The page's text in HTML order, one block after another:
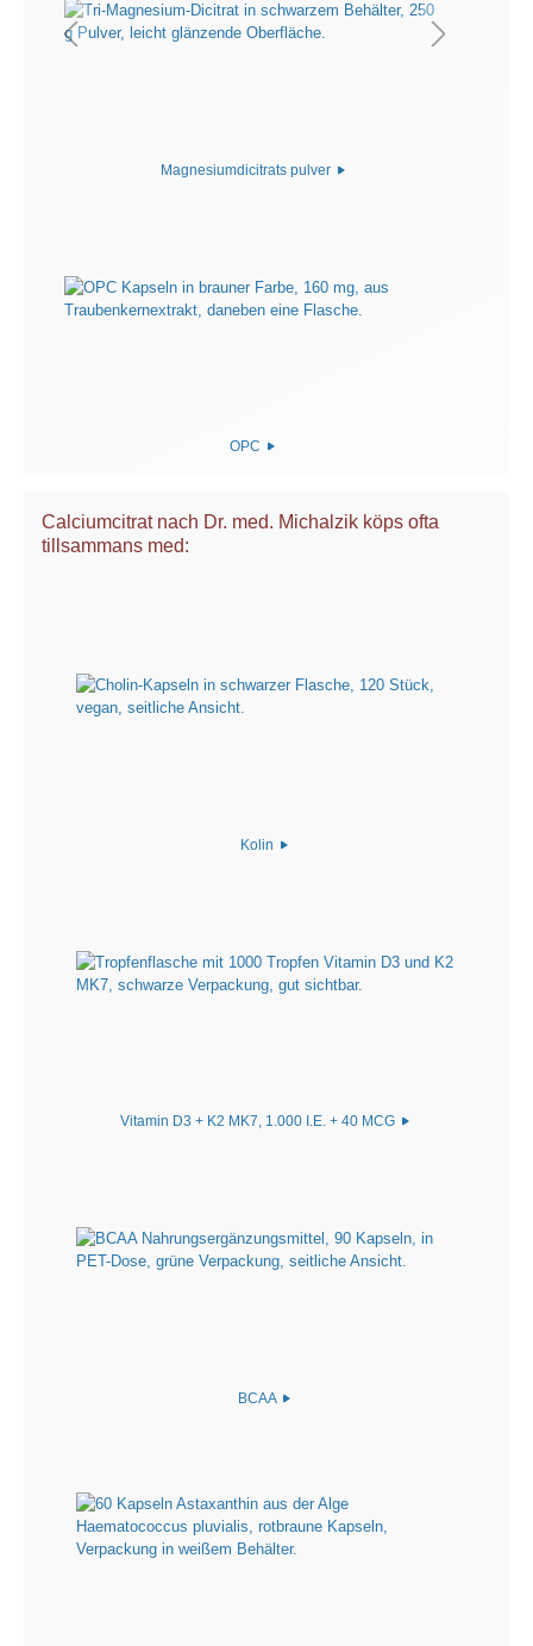
Magnesiumdicitrats pulver
OPC
Calciumcitrat nach Dr. med. Michalzik köps ofta
tillsammans med:
Kolin
Vitamin D3 + K2 MK7, 1.000 I.E. + 40 MCG
BCAA